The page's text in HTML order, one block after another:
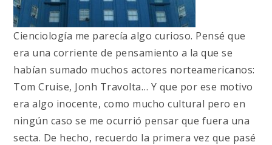
Cienciología me parecía algo curioso. Pensé que
era una corriente de pensamiento a la que se
habían sumado muchos actores norteamericanos:
Tom Cruise, Jonh Travolta… Y que por ese motivo
era algo inocente, como mucho cultural pero en
ningún caso se me ocurrió pensar que fuera una
secta. De hecho, recuerdo la primera vez que pasé